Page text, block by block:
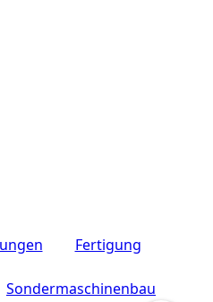
Fertigung
Sondermaschinenbau